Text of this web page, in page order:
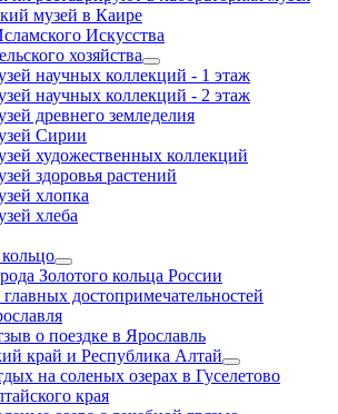
музей в Каире
Искусства
хозяйства
научных коллекций - 1 этаж
научных коллекций - 2 этаж
древнего земледелия
Сирии
художественных коллекций
здоровья растений
хлопка
хлеба
Золотого кольца России
главных достопримечательностей
о поездке в Ярославль
край и Республика Алтай
на соленых озерах в Гуселетово
края